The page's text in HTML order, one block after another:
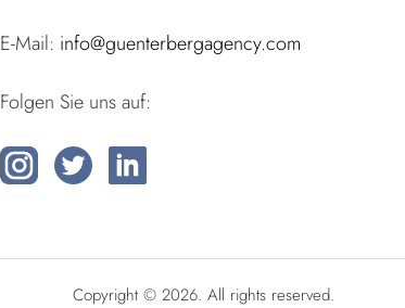
E-Mail: info@guenterbergagency.com
Folgen Sie uns auf:
Copyright © 2026. All rights reserved.